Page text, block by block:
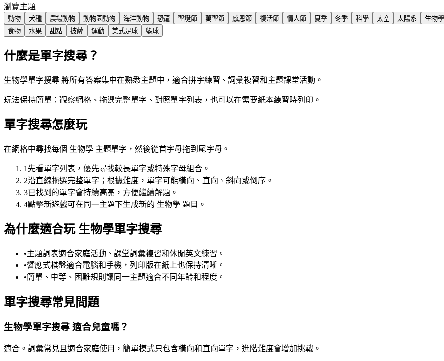
瀏覽主題
動物 犬種 農場動物 動物園動物 海洋動物 恐龍 聖誕節 萬聖節 感恩節 復活節 情人節 夏季 冬季 科學 太空 太陽系 生物學
食物
水果 甜點 披薩 運動 美式足球 籃球
什麼是單字搜尋？
生物學單字搜尋 將所有答案集中在熟悉主題中，適合拼字練習、詞彙複習和主題課堂活動。
玩法保持簡單：觀察網格、拖選完整單字、對照單字列表，也可以在需要紙本練習時列印。
單字搜尋怎麼玩
在網格中尋找每個 生物學 主題單字，然後從首字母拖到尾字母。
1 先看單字列表，優先尋找較長單字或特殊字母組合。
2沿直線拖選完整單字；根據難度，單字可能橫向、直向、斜向或倒序。
3已找到的單字會持續高亮，方便繼續解題。
4點擊新遊戲可在同一主題下生成新的 生物學 題目。
為什麼適合玩 生物學單字搜尋
•主題詞表適合家庭活動、課堂詞彙複習和休閒英文練習。
•響應式棋盤適合電腦和手機，列印版在紙上也保持清晰。
•簡單、中等、困難規則讓同一主題適合不同年齡和程度。
單字搜尋常見問題
生物學單字搜尋 適合兒童嗎？
適合。詞彙常見且適合家庭使用，簡單模式只包含橫向和直向單字，進階難度會增加挑戰。